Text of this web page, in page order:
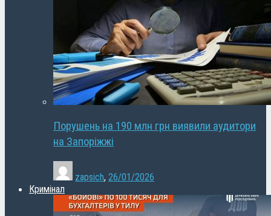
Порушень на 190 млн грн виявили аудитори
на Запоріжжі
zapsich, 26/01/2026
Кримінал